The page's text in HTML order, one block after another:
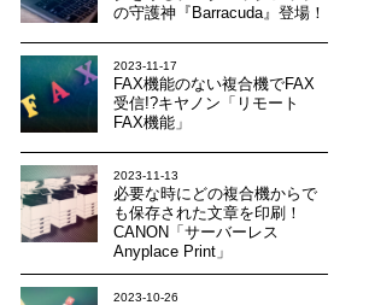
の守護神『Barracuda』登場！
2023-11-17
FAX機能のない複合機でFAX
受信!?キヤノン「リモート
FAX機能」
2023-11-13
必要な時にどの複合機からで
も保存された文章を印刷！
CANON「サーバーレス
Anyplace Print」
2023-10-26